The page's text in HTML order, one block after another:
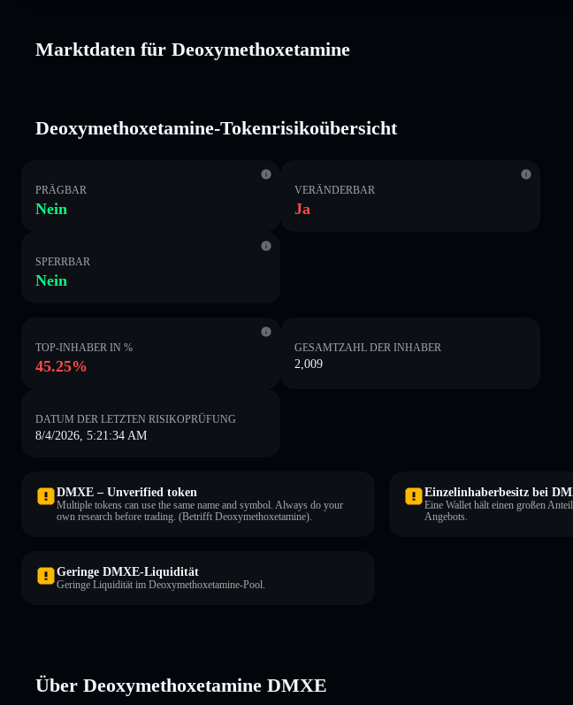
Marktdaten für Deoxymethoxetamine
Deoxymethoxetamine-Tokenrisikoübersicht
PRÄGBAR
Nein
VERÄNDERBAR
Ja
SPERRBAR
Nein
TOP-INHABER IN %
45.25%
GESAMTZAHL DER INHABER
2,009
DATUM DER LETZTEN RISIKOPRÜFUNG
8/4/2026, 5:21:34 AM
DMXE – Unverified token
Multiple tokens can use the same name and symbol. Always do your
own research before trading. (Betrifft Deoxymethoxetamine).
Einzelinhaberbesitz bei
Eine Wallet hält einen großen
Angebots.
Geringe DMXE-Liquidität
Geringe Liquidität im Deoxymethoxetamine-Pool.
Über Deoxymethoxetamine DMXE